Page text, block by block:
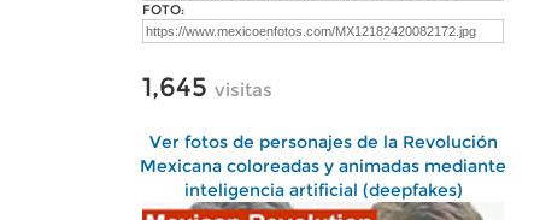
FOTO:
1,645 visitas
Ver fotos de personajes de la Revolución
Mexicana coloreadas y animadas mediante
inteligencia artificial (deepfakes)